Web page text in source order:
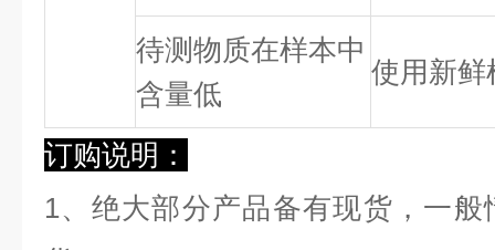
待测物质在样本中
含量低
使用新鲜
订购说明：
1、绝大部分产品备有现货，一